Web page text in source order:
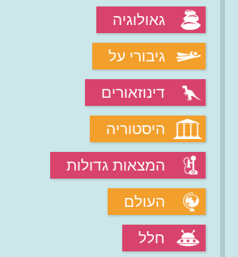
גאולוגיה
גיבורי על
דינוזאורים
היסטוריה
המצאות גדולות
העולם
חלל